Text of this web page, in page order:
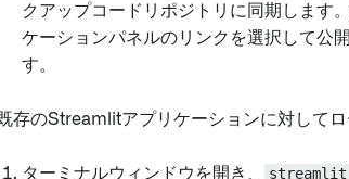
クアップコードリポジトリに同期します
ケーションパネルのリンクを選択して公
す。
存のStreamlitアプリケーションに対してロ
ターミナルウィンドウを開き、 streamlit